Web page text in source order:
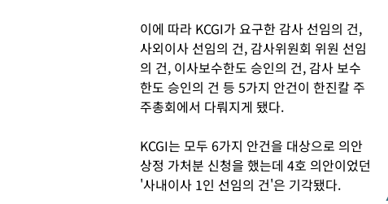
이에 따라 KCGI가 요구한 감사 선임의 건,
사외이사 선임의 건, 감사위원회 위원 선임
의 건, 이사보수한도 승인의 건, 감사 보수
한도 승인의 건 등 5가지 안건이 한진칼 주
주총회에서 다뤄지게 됐다.
KCGI는 모두 6가지 안건을 대상으로 의안
상정 가처분 신청을 했는데 4호 의안이었던
'사내이사 1인 선임의 건'은 기각됐다.